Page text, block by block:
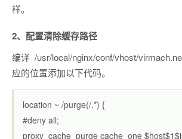
样。
2、配置清除缓存路径
编译 /usr/local/nginx/conf/vhost/
应的位置添加以下代码。
location ~ /purge(/.*) {
#deny all;
proxy_cache_purge cache_one